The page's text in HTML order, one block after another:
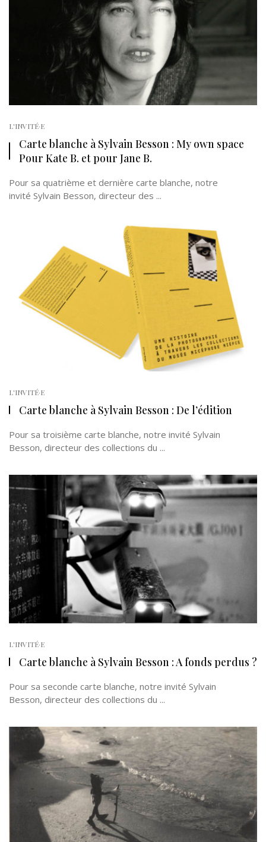
L'INVITÉ·E
Carte blanche à Sylvain Besson : My own space
Pour Kate B. et pour Jane B.
Pour sa quatrième et dernière carte blanche, notre
invité Sylvain Besson, directeur des ...
L'INVITÉ·E
Carte blanche à Sylvain Besson : De l’édition
Pour sa troisième carte blanche, notre invité Sylvain
Besson, directeur des collections du ...
L'INVITÉ·E
Carte blanche à Sylvain Besson : A fonds perdus ?
Pour sa seconde carte blanche, notre invité Sylvain
Besson, directeur des collections du ...